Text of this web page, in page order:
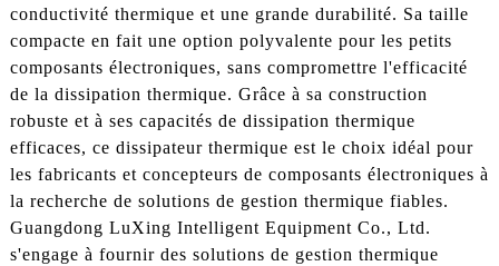
conductivité thermique et une grande durabilité. Sa taille
compacte en fait une option polyvalente pour les petits
composants électroniques, sans compromettre l'efficacité
de la dissipation thermique. Grâce à sa construction
robuste et à ses capacités de dissipation thermique
efficaces, ce dissipateur thermique est le choix idéal pour
les fabricants et concepteurs de composants électroniques à
la recherche de solutions de gestion thermique fiables.
Guangdong LuXing Intelligent Equipment Co., Ltd.
s'engage à fournir des solutions de gestion thermique